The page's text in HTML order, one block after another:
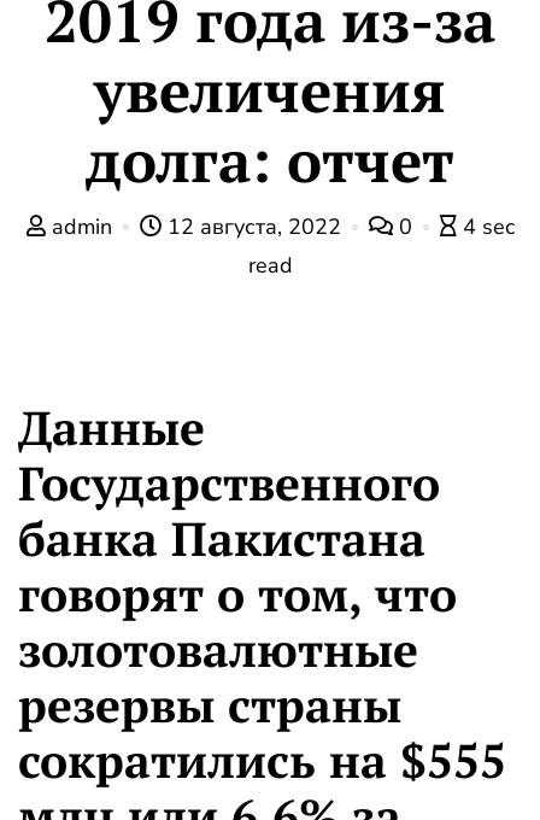
2019 года из-за
увеличения
долга: отчет
admin 12 августа, 2022 0
4 sec
read
Данные
Государственного
банка Пакистана
говорят о том, что
золотовалютные
резервы страны
сократились на $555